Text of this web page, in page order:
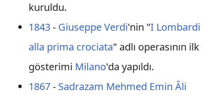
kuruldu.
1843- Giuseppe Verdi'nin "I Lombardi
alla prima crociata" adlı operasının ilk
gösterimi Milano'da yapıldı.
1867- Sadrazam Mehmed Emin Âli